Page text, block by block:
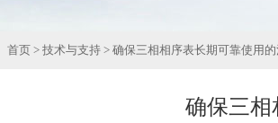
首页 > 技术与支持 > 确保三相相序表长期可靠使用
确保三相